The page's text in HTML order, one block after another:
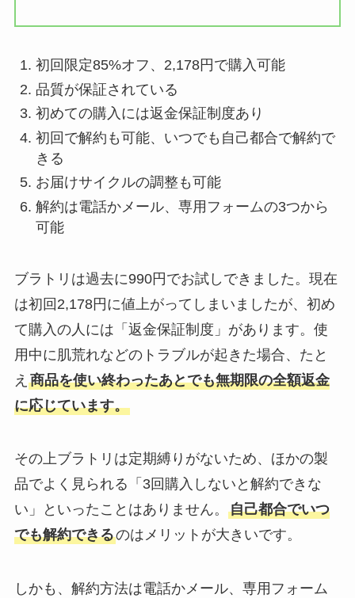
初回限定85%オフ、2,178円で購入可能
品質が保証されている
初めての購入には返金保証制度あり
初回で解約も可能、いつでも自己都合で解約で
きる
お届けサイクルの調整も可能
解約は電話かメール、専用フォームの3つから
可能
ブラトリは過去に990円でお試しできました。現在
は初回2,178円に値上がってしまいましたが、初め
て購入の人には「返金保証制度」があります。使
用中に肌荒れなどのトラブルが起きた場合、たと
え 商品を使い終わったあとでも無期限の全額返金
に応じています。
その上ブラトリは定期縛りがないため、ほかの製
品でよく見られる「3回購入しないと解約できな
い」といったことはありません。 自己都合でいつ
でも解約できるのはメリットが大きいです。
しかも、解約方法は電話かメール、専用フォーム